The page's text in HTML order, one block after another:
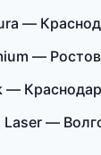
—
—
— Краснодар
Laser —